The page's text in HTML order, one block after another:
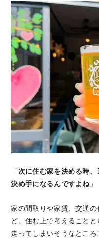
「次に住む家を決める時
決め手になるんですよね 」
家の間取りや家賃、交通
ど、住む上で考えること
走ってしまいそうなとこ